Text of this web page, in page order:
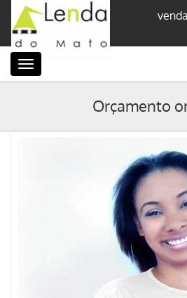
Categorias
Orçamento